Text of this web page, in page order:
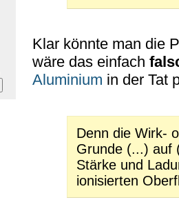
Klar könnte man die
wäre das einfach
Aluminium in der Tat
Denn die Wirk-
Grunde (...) auf
Stärke und
ionisierten